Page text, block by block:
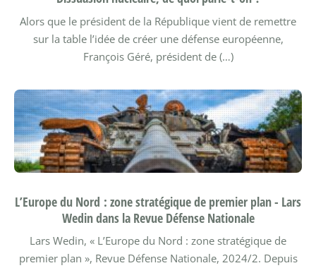
Alors que le président de la République vient de remettre
sur la table l’idée de créer une défense européenne,
François Géré, président de (…)
L’Europe du Nord : zone stratégique de premier plan - Lars
Wedin dans la Revue Défense Nationale
Lars Wedin, « L’Europe du Nord : zone stratégique de
premier plan », Revue Défense Nationale, 2024/2. Depuis